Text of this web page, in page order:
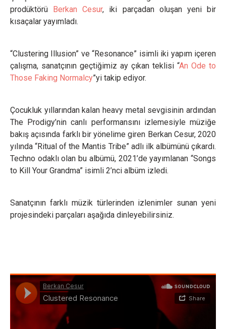
prodüktörü Berkan Cesur, iki parçadan oluşan yeni bir
kısaçalar yayımladı.
“Clustering Illusion” ve “Resonance” isimli iki yapım içeren
çalışma, sanatçının geçtiğimiz ay çıkan teklisi “An Ode to
Those Faking Normalcy”yi takip ediyor.
Çocukluk yıllarından kalan heavy metal sevgisinin ardından
The Prodigy’nin canlı performansını izlemesiyle müziğe
bakış açısında farklı bir yönelime giren Berkan Cesur, 2020
yılında “Ritual of the Mantis Tribe” adlı ilk albümünü çıkardı.
Techno odaklı olan bu albümü, 2021’de yayımlanan “Songs
to Kill Your Grandma” isimli 2’nci albüm izledi.
Sanatçının farklı müzik türlerinden izlenimler sunan yeni
projesindeki parçaları aşağıda dinleyebilirsiniz.